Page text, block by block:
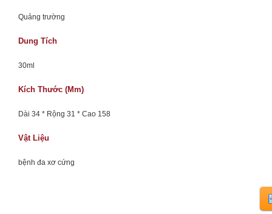
Quảng trường
Dung Tích
30ml
Kích Thước (mm)
Dài 34 * Rộng 31 * Cao 158
Vật Liệu
bệnh đa xơ cứng